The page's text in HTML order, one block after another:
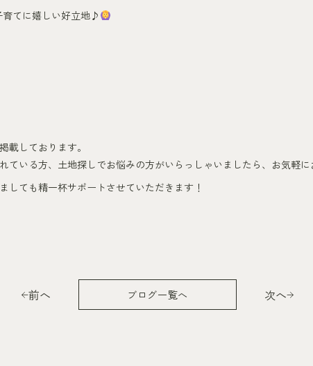
育てに嬉しい好立地♪
載しております。
ている方、土地探しでお悩みの方がいらっしゃいましたら、お気軽
しても精一杯サポートさせていただきます！
前へ ブログ一覧へ 次へ